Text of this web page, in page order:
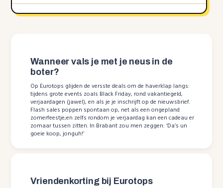
Wanneer vals je met je neus in de
boter?
Op Eurotops glijden de versste deals om de haverklap langs:
tijdens grote events zoals Black Friday, rond vakantiegeld,
verjaardagen (jawel), en als je je inschrijft op de nieuwsbrief.
Flash sales poppen spontaan op, net als een ongepland
zomerfeestje;en zelfs rondom je verjaardag kan een cadeau er
zomaar tussen zitten. In Brabant zou men zeggen: ‘Da’s un
goeie koop, jonguh!’
Vriendenkorting bij Eurotops